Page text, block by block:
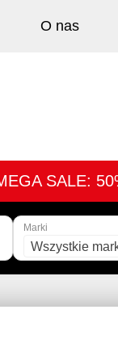
O nas
SALE:
Marki
Wszystkie